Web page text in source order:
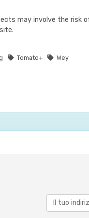
may involve the
Tomato+ Wey